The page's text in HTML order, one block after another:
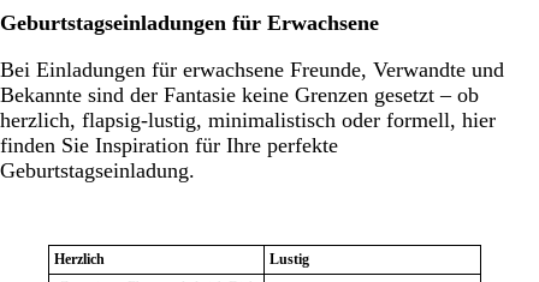
Geburtstagseinladungen für Erwachsene
Bei Einladungen für erwachsene Freunde, Verwandte und
Bekannte sind der Fantasie keine Grenzen gesetzt – ob
herzlich, flapsig-lustig, minimalistisch oder formell, hier
finden Sie Inspiration für Ihre perfekte
Geburtstagseinladung.
Herzlich
Lustig